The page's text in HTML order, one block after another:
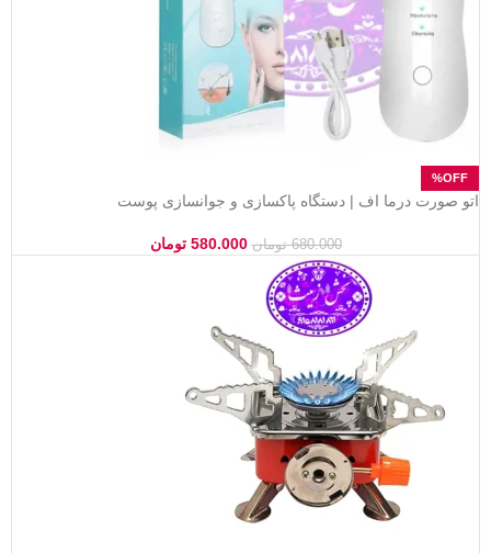
اتو صورت درما اف | دستگاه پاکسازی و جوانسازی پوست
680.000 تومان 580.000 تومان